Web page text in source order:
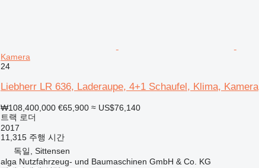
Kamera
24
Liebherr LR 636, Laderaupe, 4+1 Schaufel, Klima, Kamera
₩108,400,000 €65,900 ≈ US$76,140
트랙 로더
2017
11,315 주행 시간
독일, Sittensen
alga Nutzfahrzeug- und Baumaschinen GmbH & Co. KG